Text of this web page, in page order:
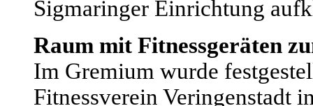
Sigmaringer Einrichtung
Raum mit Fitnessgeräten
Im Gremium wurde
Fitnessverein Veringenstadt